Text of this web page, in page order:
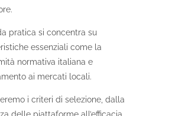
pratica si concentra su
essenziali come la
normativa italiana e
ai mercati locali.
i criteri di selezione, dalla